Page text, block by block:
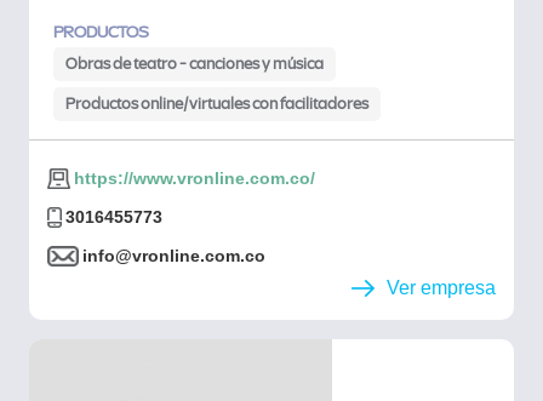
PRODUCTOS
Obras de teatro - canciones y música
Productos online/virtuales con facilitadores
https://www.vronline.com.co/
3016455773
info@vronline.com.co
Ver empresa